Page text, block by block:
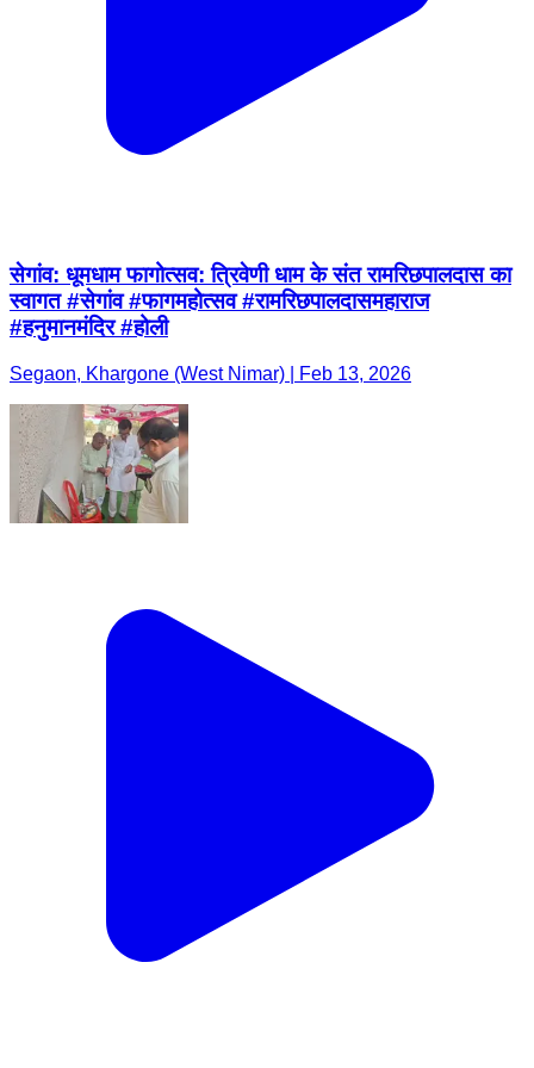
सेगांव: धूमधाम फागोत्सव: त्रिवेणी धाम के संत रामरिछपालदास का
स्वागत #सेगांव #फागमहोत्सव #रामरिछपालदासमहाराज
#हनुमानमंदिर #होली
Segaon, Khargone (West Nimar) | Feb 13, 2026